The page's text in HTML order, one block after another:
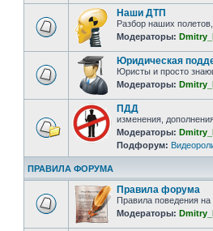
Наши ДТП
Разбор наших
Модераторы:
Юридическая
Юристы и просто
Модераторы:
ПДД
изменения,
Модераторы:
Подфорум:
ПРАВИЛА ФОРУМА
Правила форума
Правила поведения
Модераторы: